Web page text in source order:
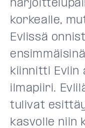
korkealle,
Evlissä
kiinnitti Evlin
ilmapiiri.
tulivat
kasvolle niin